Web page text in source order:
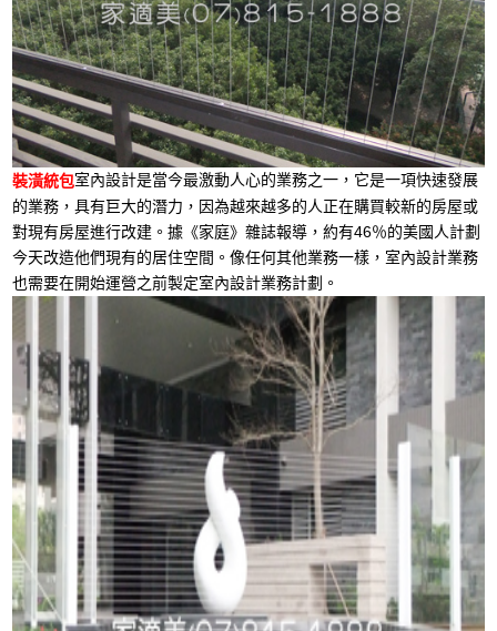
裝潢統包室內設計是當今最激動人心的業務之一，它是一項快速發展
的業務，具有巨大的潛力，因為越來越多的人正在購買較新的房屋或
對現有房屋進行改建。據《家庭》雜誌報導，約有46％的美國人計劃
今天改造他們現有的居住空間。像任何其他業務一樣，室內設計業務
也需要在開始運營之前製定室內設計業務計劃。